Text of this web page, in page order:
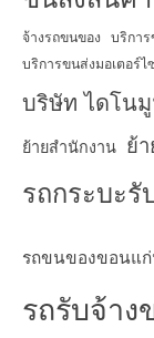
จ้างรถขนของ บริกา
บริการขนส่งมอเตอร์ไ
บริษัท ไดโน
ย้ายสำนักงาน ย้
รถกระบะรั
รถขนของขอนแ
รถรับจ้าง